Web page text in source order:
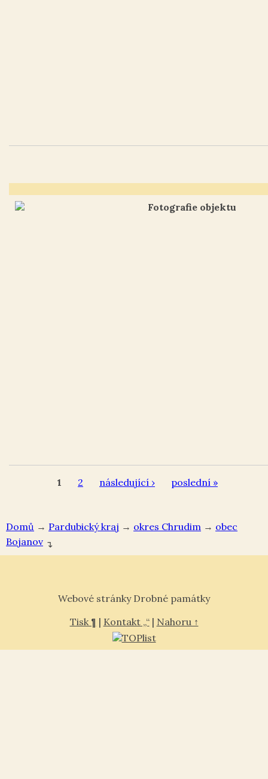
Domů → Pardubický kraj → okres Chrudim →
Bojanov ↴
1 2 následující › poslední »
Webové stránky Drobné památky
Tisk ¶ | Kontakt „“| Nahoru ↑